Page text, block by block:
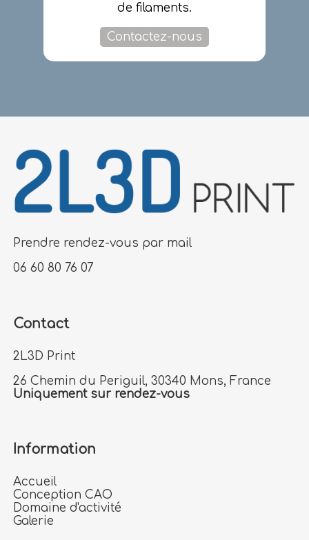
de filaments.
Contactez-nous
Prendre rendez-vous par mail
06 60 80 76 07
Contact
2L3D Print
26 Chemin du Periguil, 30340 Mons, France
Uniquement sur rendez-vous
Information
Accueil
Conception CAO
Domaine d'activité
Galerie